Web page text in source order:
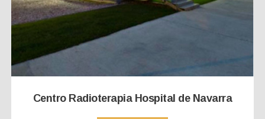
Centro Radioterapia Hospital de Navarra